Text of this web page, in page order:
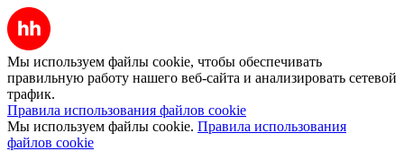
Мы используем файлы cookie, чтобы обеспечивать
правильную работу нашего веб-сайта и анализировать сетевой
трафик.
Правила использования файлов cookie
Мы используем файлы cookie. Правила использования
файлов cookie